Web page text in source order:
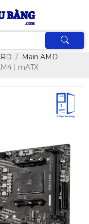
Main AMD
| mATX